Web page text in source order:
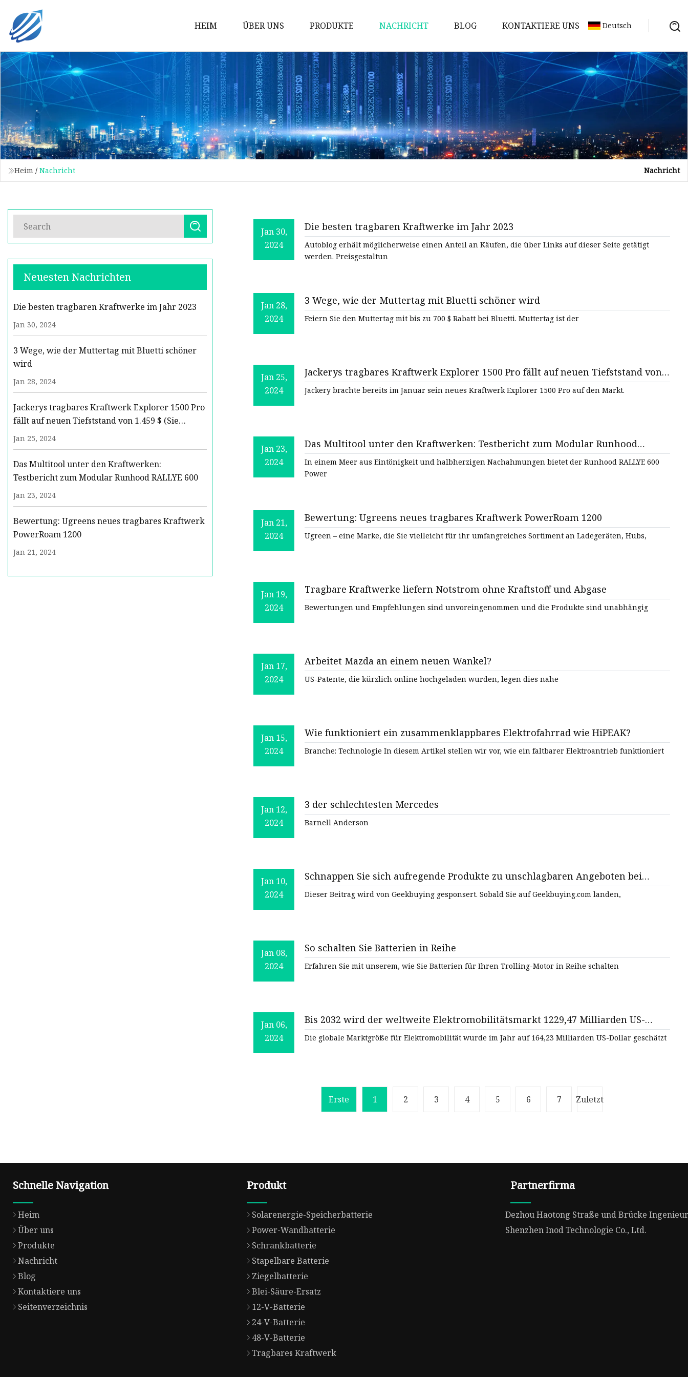
HEIM ÜBER UNS PRODUKTE
Solarenergie-Speicherbatterie
Power-Wandbatterie
Schrankbatterie
Stapelbare Batterie
Ziegelbatterie
Blei-Säure-Ersatz
Tragbares Kraftwerk
Solarbatterie für
Straßenlaternen
Prismatische LiFePO4-Zelle
Zylindrische Zelle
NACHRICHT BLOG KONTAKTIERE UNS Deutsch
Heim / Nachricht Nachricht
Neuesten Nachrichten
Die besten tragbaren Kraftwerke im Jahr 2023
Jan 30, 2024
3 Wege, wie der Muttertag mit Bluetti schöner
wird
Jan 28, 2024
Jackerys tragbares Kraftwerk Explorer 1500 Pro
fällt auf neuen Tiefststand von 1.459 $ (Sie
sparen 240 $)
Jan 25, 2024
Das Multitool unter den Kraftwerken:
Testbericht zum Modular Runhood RALLYE 600
Jan 23, 2024
Bewertung: Ugreens neues tragbares Kraftwerk
PowerRoam 1200
Jan 21, 2024
Jan 30,
2024
Die besten tragbaren Kraftwerke im Jahr 2023
Autoblog erhält möglicherweise einen Anteil an Käufen, die über Links auf dieser Seite getätigt
werden. Preisgestaltun
Jan 28,
2024
3 Wege, wie der Muttertag mit Bluetti schöner wird
Feiern Sie den Muttertag mit bis zu 700 $ Rabatt bei Bluetti. Muttertag ist der
Jan 25,
2024
Jackerys tragbares Kraftwerk Explorer 1500 Pro fällt auf neuen Tiefststand von
1.459 $ (Sie sparen 240 $)
Jackery brachte bereits im Januar sein neues Kraftwerk Explorer 1500 Pro auf den Markt.
Jan 23,
2024
Das Multitool unter den Kraftwerken: Testbericht zum Modular Runhood
RALLYE 600
In einem Meer aus Eintönigkeit und halbherzigen Nachahmungen bietet der Runhood RALLYE 600
Power
Jan 21,
2024
Bewertung: Ugreens neues tragbares Kraftwerk PowerRoam 1200
Ugreen – eine Marke, die Sie vielleicht für ihr umfangreiches Sortiment an Ladegeräten, Hubs,
Jan 19,
2024
Tragbare Kraftwerke liefern Notstrom ohne Kraftstoff und Abgase
Bewertungen und Empfehlungen sind unvoreingenommen und die Produkte sind unabhängig
Jan 17,
2024
Arbeitet Mazda an einem neuen Wankel?
US-Patente, die kürzlich online hochgeladen wurden, legen dies nahe
Jan 15,
2024
Wie funktioniert ein zusammenklappbares Elektrofahrrad wie HiPEAK?
Branche: Technologie In diesem Artikel stellen wir vor, wie ein faltbarer Elektroantrieb funktioniert
Jan 12,
2024
3 der schlechtesten Mercedes
Barnell Anderson
Jan 10,
2024
Schnappen Sie sich aufregende Produkte zu unschlagbaren Angeboten bei
Geekbuying
Dieser Beitrag wird von Geekbuying gesponsert. Sobald Sie auf Geekbuying.com landen,
Jan 08,
2024
So schalten Sie Batterien in Reihe
Erfahren Sie mit unserem, wie Sie Batterien für Ihren Trolling-Motor in Reihe schalten
Jan 06,
2024
Bis 2032 wird der weltweite Elektromobilitätsmarkt 1229,47 Milliarden US-
Dollar wert sein
Die globale Marktgröße für Elektromobilität wurde im Jahr auf 164,23 Milliarden US-Dollar geschätzt
Erste 1 2 3 4 5 6 7 Zuletzt
Schnelle Navigation
Heim
Über uns
Produkte
Nachricht
Blog
Kontaktiere uns
Seitenverzeichnis
Produkt
Solarenergie-Speicherbatterie
Power-Wandbatterie
Schrankbatterie
Stapelbare Batterie
Ziegelbatterie
Blei-Säure-Ersatz
12-V-Batterie
24-V-Batterie
48-V-Batterie
Tragbares Kraftwerk
Partnerfirma
Dezhou Haotong Straße und Brücke
Shenzhen Inod Technologie Co., Ltd.